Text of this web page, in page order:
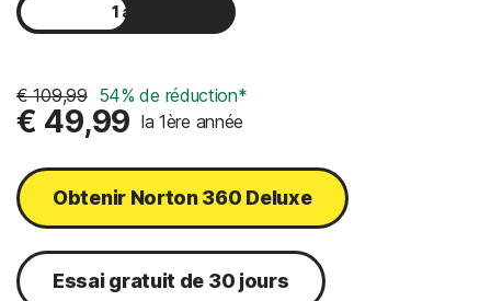
1 an
€ 109,99 54% de réduction*
€ 49,99 la 1ère année
Obtenir Norton 360 Deluxe
Essai gratuit de 30 jours